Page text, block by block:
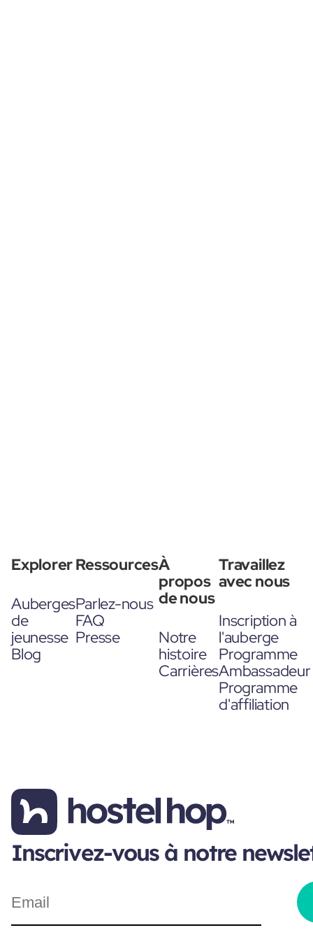
Explorer
Auberges
de
jeunesse
Blog
Ressources
Parlez-nous
FAQ
Presse
À
propos
de nous
Notre
histoire
Carrières
Travaillez
avec nous
Inscription à
l'auberge
Programme
Ambassadeur
Programme
d'affiliation
Inscrivez-vous à notre